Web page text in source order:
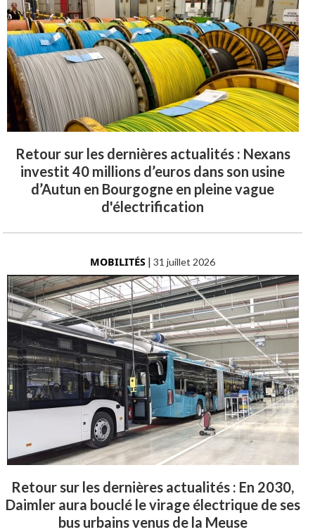
Retour sur les dernières actualités : Nexans
investit 40 millions d’euros dans son usine
d’Autun en Bourgogne en pleine vague
d'électrification
MOBILITÉS |31 juillet 2026
Retour sur les dernières actualités : En 2030,
Daimler aura bouclé le virage électrique de ses
bus urbains venus de la Meuse